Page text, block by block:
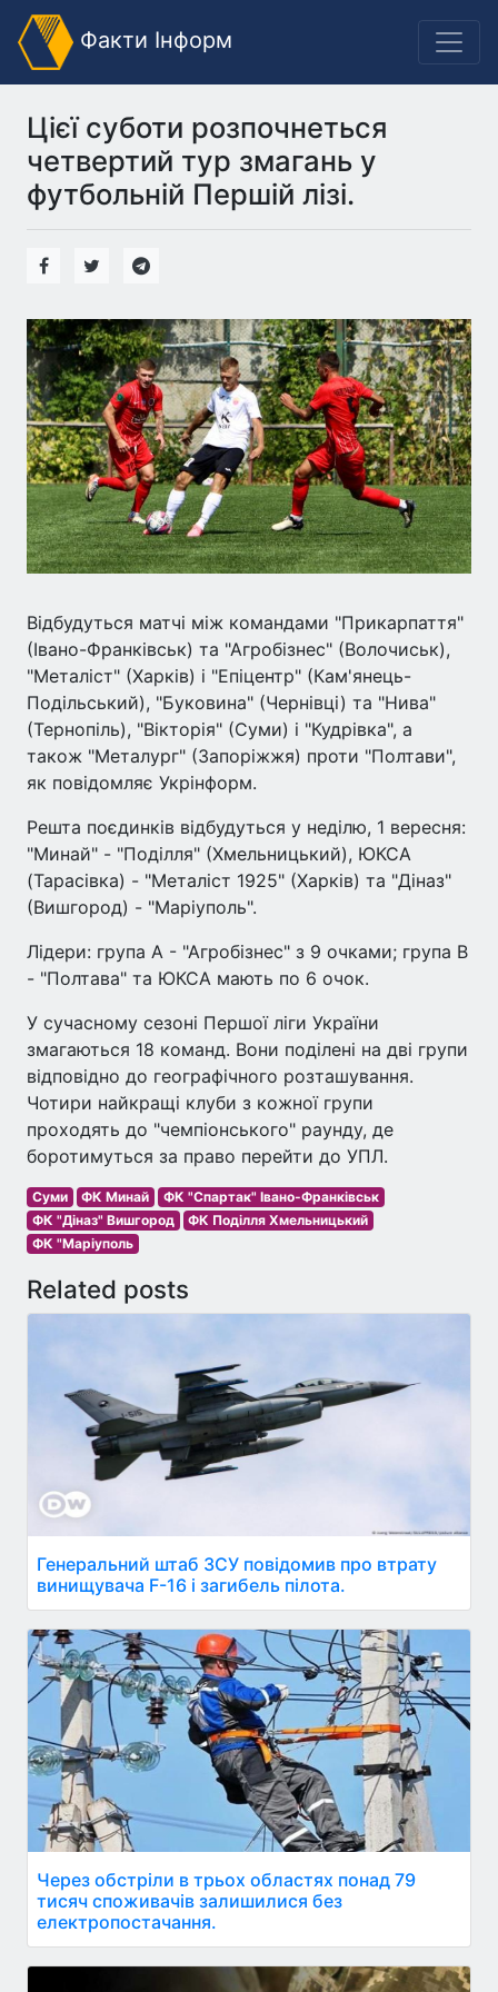
Факти Інформ
Цієї суботи розпочнеться
четвертий тур змагань у
футбольній Першій лізі.
Відбудуться матчі між командами "Прикарпаття"
(Івано-Франківськ) та "Агробізнес" (Волочиськ),
"Металіст" (Харків) і "Епіцентр" (Кам'янець-
Подільський), "Буковина" (Чернівці) та "Нива"
(Тернопіль), "Вікторія" (Суми) і "Кудрівка", а
також "Металург" (Запоріжжя) проти "Полтави",
як повідомляє Укрінформ.
Решта поєдинків відбудуться у неділю, 1 вересня:
"Минай" - "Поділля" (Хмельницький), ЮКСА
(Тарасівка) - "Металіст 1925" (Харків) та "Діназ"
(Вишгород) - "Маріуполь".
Лідери: група А - "Агробізнес" з 9 очками; група В
- "Полтава" та ЮКСА мають по 6 очок.
У сучасному сезоні Першої ліги України
змагаються 18 команд. Вони поділені на дві групи
відповідно до географічного розташування.
Чотири найкращі клуби з кожної групи
проходять до "чемпіонського" раунду, де
боротимуться за право перейти до УПЛ.
Суми ФК Минай
ФК "Спартак" Івано-Франківськ
ФК "Діназ" Вишгород
ФК Поділля Хмельницький
ФК "Маріуполь
Related posts
Генеральний штаб ЗСУ повідомив про втрату
винищувача F-16 і загибель пілота.
Через обстріли в трьох областях понад 79
тисяч споживачів залишилися без
електропостачання.